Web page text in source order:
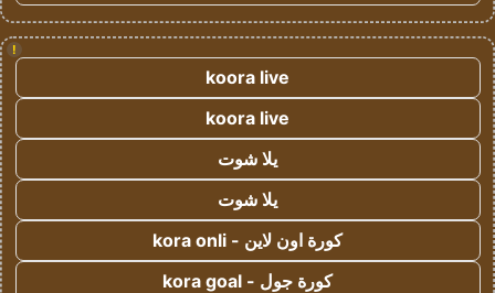
!
koora live
koora live
يلا شوت
يلا شوت
كورة اون لاين - kora onli
كورة جول - kora goal